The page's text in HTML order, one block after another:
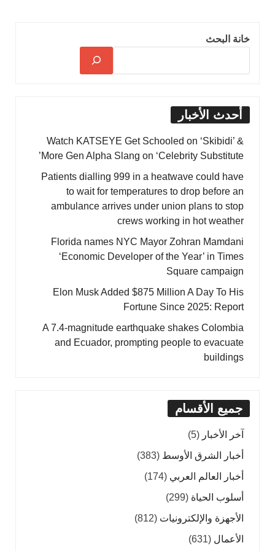
خانة البحث
أحدث الأخبار
Watch KATSEYE Get Schooled on ‘Skibidi’ &
More Gen Alpha Slang on ‘Celebrity Substitute’
Patients dialling 999 in a heatwave could have
to wait for temperatures to drop before an
ambulance arrives under union plans to stop
crews working in hot weather
Florida names NYC Mayor Zohran Mamdani
‘Economic Developer of the Year’ in Times
Square campaign
Elon Musk Added $875 Million A Day To His
Fortune Since 2025: Report
A 7.4-magnitude earthquake shakes Colombia
and Ecuador, prompting people to evacuate
buildings
جميع الأقسام
آخر الأخبار (5)
أخبار الشرق الأوسط (383)
أخبار العالم العربي (174)
أسلوب الحياة (299)
الأجهزة والإلكترونيات (812)
الأعمال (631)